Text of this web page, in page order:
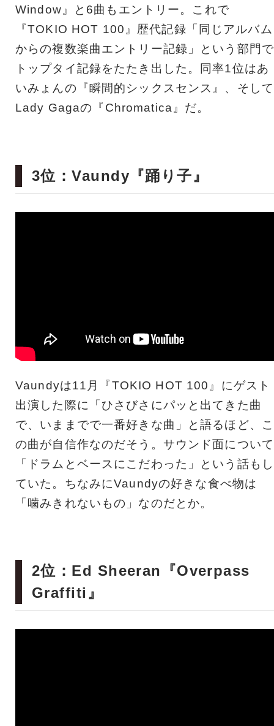
Window』と6曲もエントリー。これで
『TOKIO HOT 100』歴代記録「同じアルバム
からの複数楽曲エントリー記録」という部門で
トップタイ記録をたたき出した。同率1位はあ
いみょんの『瞬間的シックスセンス』、そして
Lady Gagaの『Chromatica』だ。
3位：Vaundy『踊り子』
Vaundyは11月『TOKIO HOT 100』にゲスト
出演した際に「ひさびさにパッと出てきた曲
で、いままでで一番好きな曲」と語るほど、こ
の曲が自信作なのだそう。サウンド面について
「ドラムとベースにこだわった」という話もし
ていた。ちなみにVaundyの好きな食べ物は
「噛みきれないもの」なのだとか。
2位：Ed Sheeran『Overpass
Graffiti』